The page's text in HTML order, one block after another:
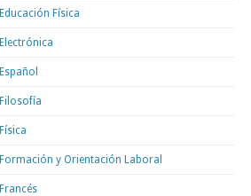
Educación Física
Electrónica
Español
Filosofía
Física
Formación y Orientación Laboral
Francés